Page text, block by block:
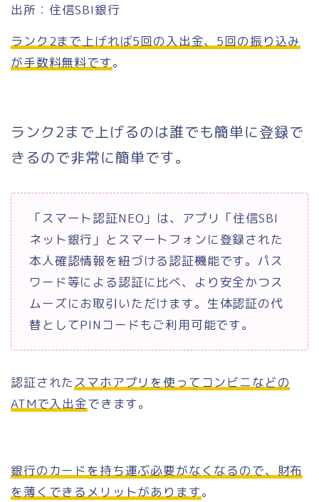
出所：住信SBI銀行
ランク2まで上げれば5回の入出金、 5回の振り込み
が手数料無料です。
ランク2まで上げるのは誰でも簡単に登録で
きるので非常に簡単です。
「スマート認証NEO」は、アプリ「住信SBI
ネット銀行」とスマートフォンに登録された
本人確認情報を紐づける認証機能です。パス
ワード等による認証に比べ、より安全かつス
ムーズにお取引いただけます。生体認証の代
替としてPINコードもご利用可能です。
認証された スマホアプリを使ってコンビニなどの
ATMで入出金できます。
銀行のカードを持ち運ぶ必要がなくなるので、財布
を薄くできるメリットがあります。